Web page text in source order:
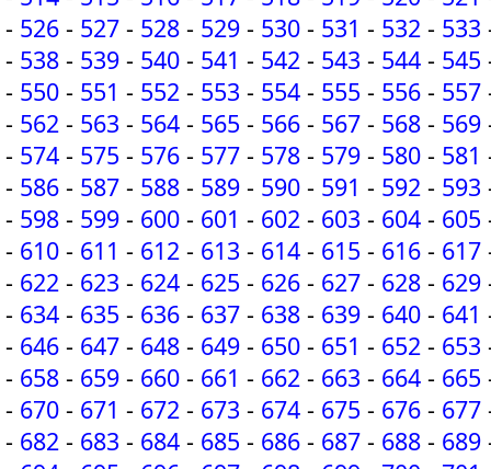
- 526 - 527 - 528 - 529 - 530 - 531 - 532 - 533
- 538 - 539 - 540 - 541 - 542 - 543 - 544 - 545
- 550 - 551 - 552 - 553 - 554 - 555 - 556 - 557
- 562 - 563 - 564 - 565 - 566 - 567 - 568 - 569
- 574 - 575 - 576 - 577 - 578 - 579 - 580 - 581
- 586 - 587 - 588 - 589 - 590 - 591 - 592 - 593
- 598 - 599 - 600 - 601 - 602 - 603 - 604 - 605
- 610 - 611 - 612 - 613 - 614 - 615 - 616 - 617
- 622 - 623 - 624 - 625 - 626 - 627 - 628 - 629
- 634 - 635 - 636 - 637 - 638 - 639 - 640 - 641
- 646 - 647 - 648 - 649 - 650 - 651 - 652 - 653
- 658 - 659 - 660 - 661 - 662 - 663 - 664 - 665
- 670 - 671 - 672 - 673 - 674 - 675 - 676 - 677
- 682 - 683 - 684 - 685 - 686 - 687 - 688 - 689